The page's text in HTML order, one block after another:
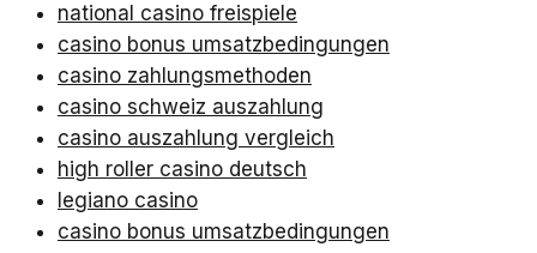
national casino freispiele
casino bonus umsatzbedingungen
casino zahlungsmethoden
casino schweiz auszahlung
casino auszahlung vergleich
high roller casino deutsch
legiano casino
casino bonus umsatzbedingungen